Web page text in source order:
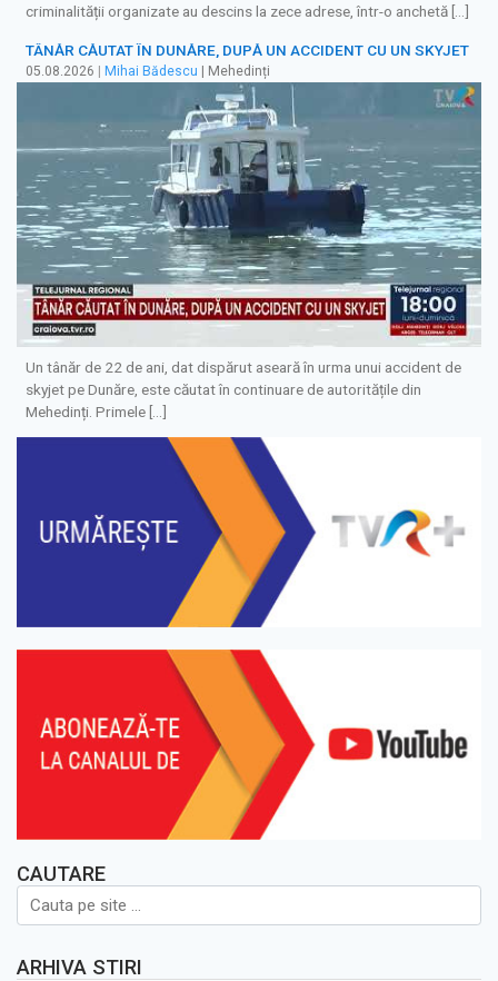
criminalității organizate au descins la zece adrese, într-o anchetă […]
TÂNĂR CĂUTAT ÎN DUNĂRE, DUPĂ UN ACCIDENT CU UN SKYJET
05.08.2026 | Mihai Bădescu | Mehedinți
Un tânăr de 22 de ani, dat dispărut aseară în urma unui accident de
skyjet pe Dunăre, este căutat în continuare de autoritățile din
Mehedinți. Primele […]
CAUTARE
ARHIVA STIRI